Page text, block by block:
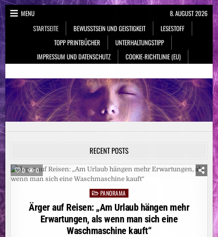
Skip
to
content
MENU
STARTSEITE
BEWUSSTSEIN UND GEISTIGKEIT
LESESTOFF
TOPP PRINTBÜCHER
UNTERHALTUNGSTIPP
IMPRESSUM UND DATENSCHUTZ
COOKIE-RICHTLINIE (EU)
8. AUGUST 2026
NeueSpiritualität.de
RECENT POSTS
0 0
PostedPANORAMA
Ärger auf Reisen: „Am Urlaub hängen mehr
Erwartungen, als wenn man sich eine
Waschmaschine kauft“